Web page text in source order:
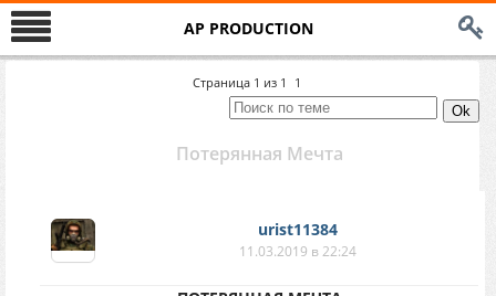
AP PRODUCTION
Страница 1 из 1 1
Потерянная Мечта
urist11384
11.03.2019 в 22:24